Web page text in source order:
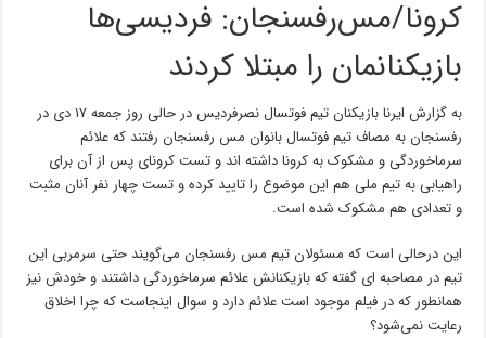
کرونا/مس‌رفسنجان: فردیسی‌ها
بازیکنانمان را مبتلا کردند
به گزارش ایرنا بازیکنان تیم فوتسال نصرفردیس در حالی روز جمعه ۱۷ دی در
رفسنجان به مصاف تیم فوتسال بانوان مس رفسنجان رفتند که علائم
سرماخوردگی و مشکوک به کرونا داشته اند و تست کرونای پس از آن برای
راهیابی به تیم ملی هم این موضوع را تایید کرده و تست چهار نفر آنان مثبت
و تعدادی هم مشکوک شده است.
این درحالی است که مسئولان تیم مس رفسنجان می‌گویند حتی سرمربی این
تیم در مصاحبه ای گفته که بازیکنانش علائم سرماخوردگی داشتند و خودش نیز
همانطور که در فیلم موجود است علائم دارد و سوال اینجاست که چرا اخلاق
رعایت نمی‌شود؟